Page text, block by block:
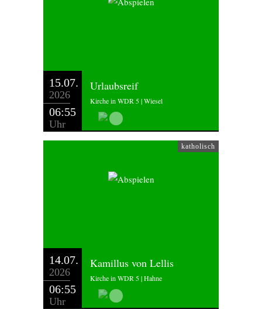
15.07.
2026
06:55
Uhr
Urlaubsreif
Kirche in WDR 5 | Wiesel
katholisch
14.07.
2026
06:55
Uhr
Kamillus von Lellis
Kirche in WDR 5 | Hahne